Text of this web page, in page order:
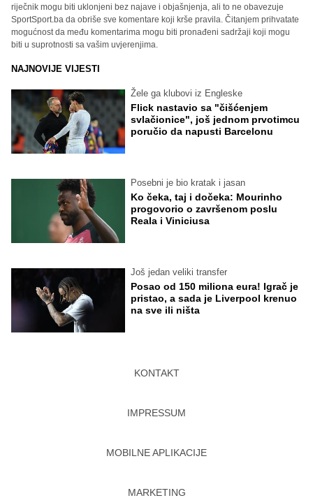
riječnik mogu biti uklonjeni bez najave i objašnjenja, ali to ne obavezuje
SportSport.ba da obriše sve komentare koji krše pravila. Čitanjem prihvatate
mogućnost da među komentarima mogu biti pronađeni sadržaji koji mogu
biti u suprotnosti sa vašim uvjerenjima.
NAJNOVIJE VIJESTI
Žele ga klubovi iz Engleske
Flick nastavio sa "čišćenjem
svlačionice", još jednom prvotimcu
poručio da napusti Barcelonu
Posebni je bio kratak i jasan
Ko čeka, taj i dočeka: Mourinho
progovorio o završenom poslu
Reala i Viniciusa
Još jedan veliki transfer
Posao od 150 miliona eura! Igrač je
pristao, a sada je Liverpool krenuo
na sve ili ništa
KONTAKT
IMPRESSUM
MOBILNE APLIKACIJE
MARKETING